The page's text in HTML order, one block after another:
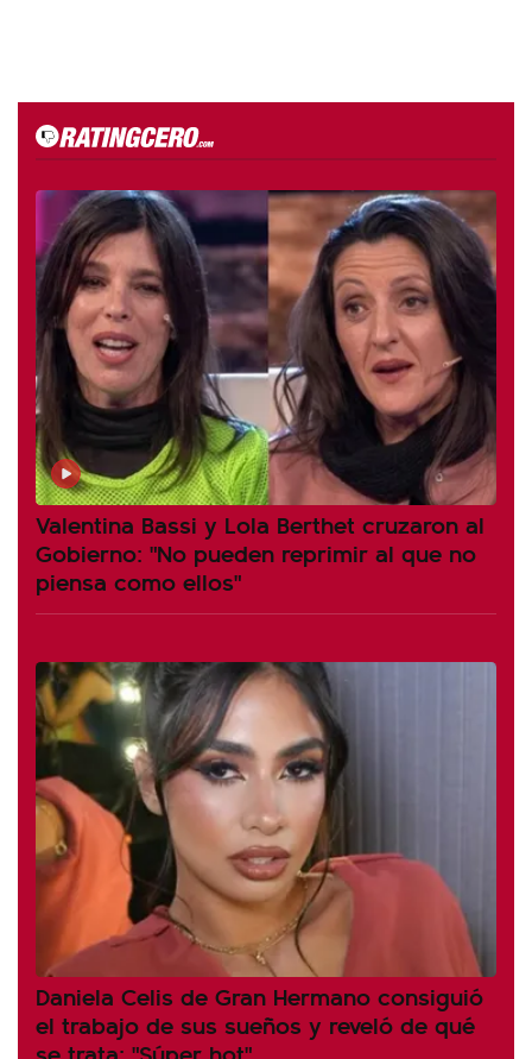
Valentina Bassi y Lola Berthet cruzaron al
Gobierno: "No pueden reprimir al que no
piensa como ellos"
Daniela Celis de Gran Hermano consiguió
el trabajo de sus sueños y reveló de qué